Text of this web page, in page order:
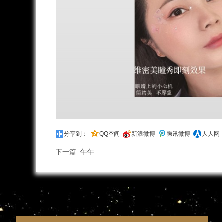
分享到： QQ空间 新浪微博 腾讯微博 人人网
下一篇: 午午